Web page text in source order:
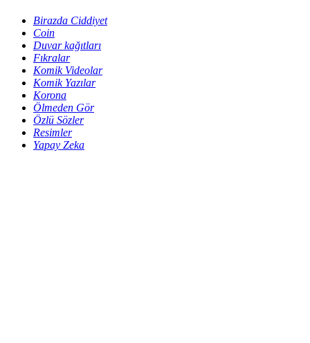
Birazda Ciddiyet
Coin
Duvar kağıtları
Fıkralar
Komik Videolar
Komik Yazılar
Korona
Ölmeden Gör
Özlü Sözler
Resimler
Yapay Zeka